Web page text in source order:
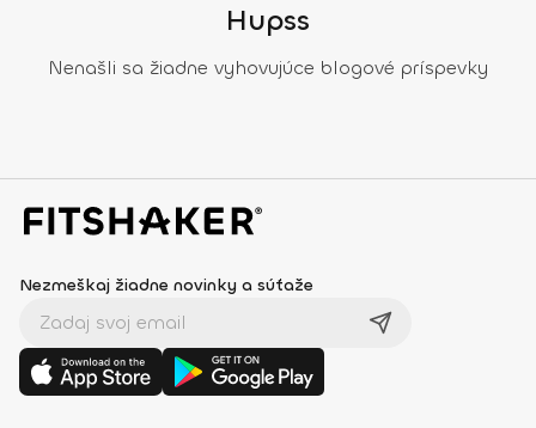
Hupss
Nenašli sa žiadne vyhovujúce blogové príspevky
Nezmeškaj žiadne novinky a súťaže